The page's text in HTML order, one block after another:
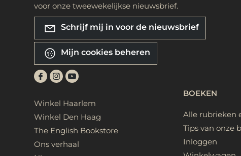
voor onze tweewekelijkse nieuwsbrief.
Schrijf mij in voor de nieuwsbrief
Mijn cookies beheren
Winkel Haarlem
Winkel Den Haag
The English Bookstore
Ons verhaal
BOEKEN
Alle rubrieken
Tips van onze
Inloggen